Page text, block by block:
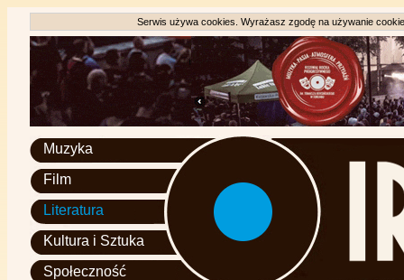
Serwis używa cookies. Wyrażasz zgodę na używanie
Muzyka
Film
Literatura
Kultura i Sztuka
Społeczność